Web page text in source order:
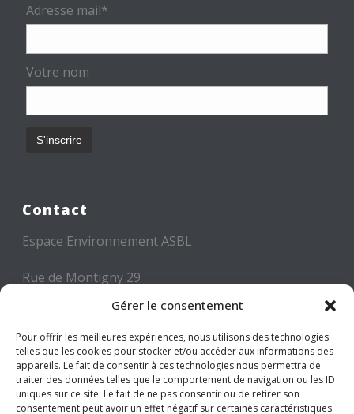
Gérer le consentement
Pour offrir les meilleures expériences, nous utilisons des technologies
telles que les cookies pour stocker et/ou accéder aux informations des
appareils. Le fait de consentir à ces technologies nous permettra de
traiter des données telles que le comportement de navigation ou les ID
uniques sur ce site. Le fait de ne pas consentir ou de retirer son
consentement peut avoir un effet négatif sur certaines caractéristiques
Adresse mail*
Votre nom
Contact
Espace Environnement ASBL
Rue de Montigny 29
6000 CHARLEROI
Tél: +32 71 300 300
Mail: info@espace-environnement.be
TVA BE 0416.116.340